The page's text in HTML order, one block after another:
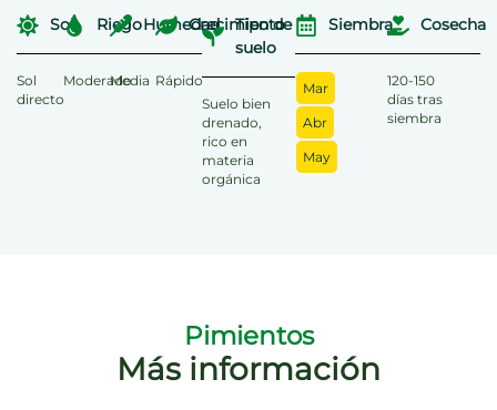
Sol
Sol
directo
Riego
Moderado
Humedad
Media
Crecimiento
Rápido
Tipo de
suelo
Suelo bien
drenado,
rico en
materia
orgánica
Siembra
Mar
Abr
May
Cosecha
120-150
días tras
siembra
Pimientos
Más información